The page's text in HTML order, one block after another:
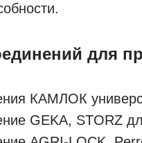
для
КАМЛОК
GEKA, STORZ